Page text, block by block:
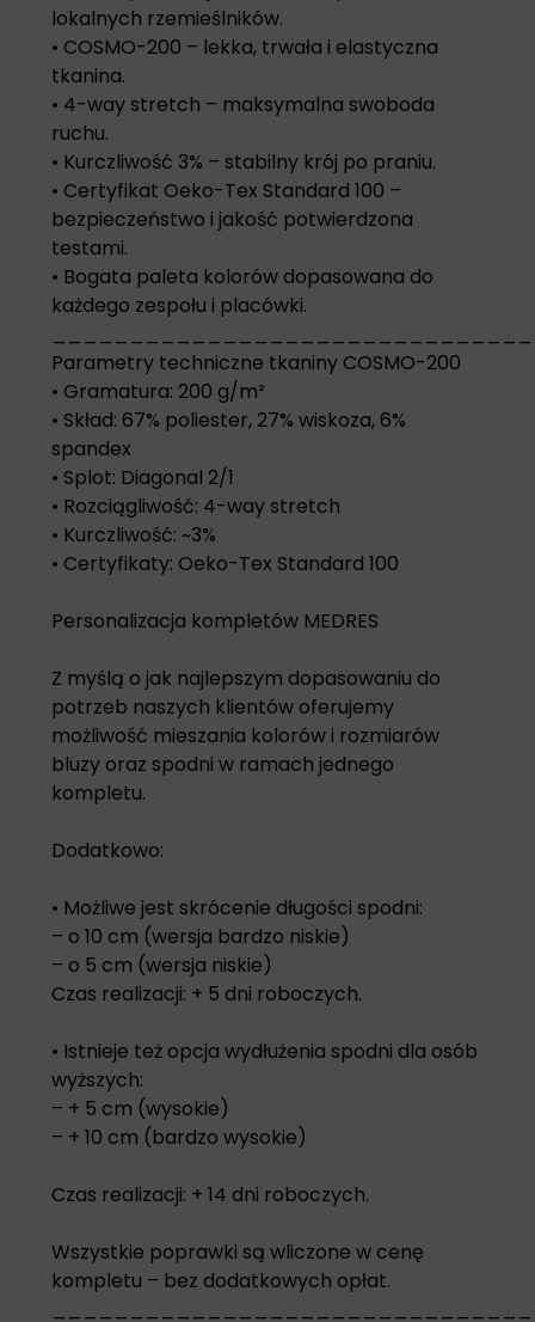
lokalnych rzemieślników.
• COSMO-200 – lekka, trwała i elastyczna
tkanina.
• 4-way stretch – maksymalna swoboda
ruchu.
• Kurczliwość 3% – stabilny krój po praniu.
• Certyfikat Oeko-Tex Standard 100 –
bezpieczeństwo i jakość potwierdzona
testami.
• Bogata paleta kolorów dopasowana do
każdego zespołu i placówki.
Parametry techniczne tkaniny COSMO-200
• Gramatura: 200 g/m²
• Skład: 67% poliester, 27% wiskoza, 6%
spandex
• Splot: Diagonal 2/1
• Rozciągliwość: 4-way stretch
• Kurczliwość: ~3%
• Certyfikaty: Oeko-Tex Standard 100
Personalizacja kompletów MEDRES
Z myślą o jak najlepszym dopasowaniu do
potrzeb naszych klientów oferujemy
możliwość mieszania kolorów i rozmiarów
bluzy oraz spodni w ramach jednego
kompletu.
Dodatkowo:
• Możliwe jest skrócenie długości spodni:
– o 10 cm (wersja bardzo niskie)
– o 5 cm (wersja niskie)
Czas realizacji: + 5 dni roboczych.
• Istnieje też opcja wydłużenia spodni dla osób
wyższych:
– + 5 cm (wysokie)
– + 10 cm (bardzo wysokie)
Czas realizacji: + 14 dni roboczych.
Wszystkie poprawki są wliczone w cenę
kompletu – bez dodatkowych opłat.